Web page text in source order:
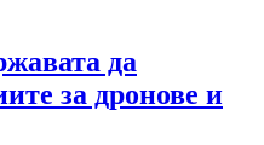
да
за дронове и